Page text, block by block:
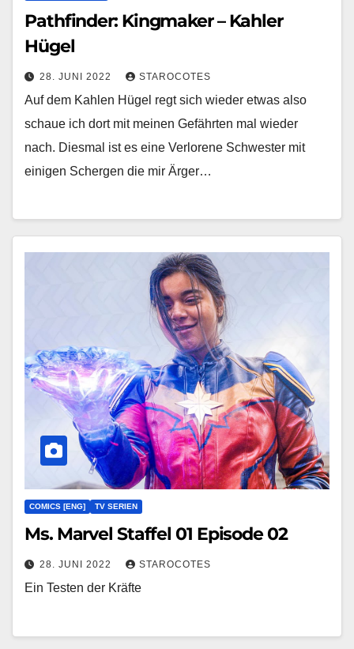
Pathfinder: Kingmaker – Kahler
Hügel
28. JUNI 2022 STAROCOTES
Auf dem Kahlen Hügel regt sich wieder etwas also
schaue ich dort mit meinen Gefährten mal wieder
nach. Diesmal ist es eine Verlorene Schwester mit
einigen Schergen die mir Ärger…
COMICS [ENG] TV SERIEN
Ms. Marvel Staffel 01 Episode 02
28. JUNI 2022 STAROCOTES
Ein Testen der Kräfte